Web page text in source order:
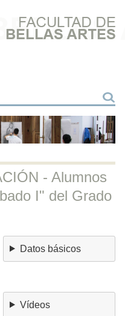
- Alumnos
I" del Grado
Datos básicos
Vídeos